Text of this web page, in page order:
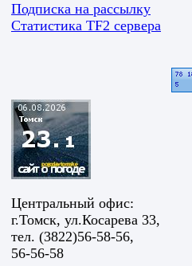
Подписка на рассылку
Статистика TF2 сервера
Центральный офис:
г.Томск, ул.Косарева 33,
тел. (3822)56-58-56,
56-56-58